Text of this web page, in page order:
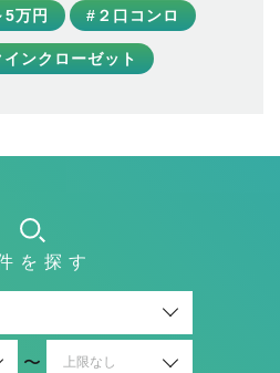
5万円 #２口コンロ
ンクローゼット
を探す
〜